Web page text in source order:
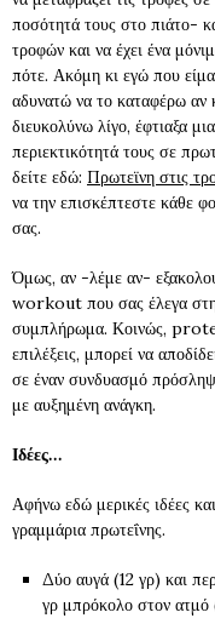
ποσότητά τους στο πιάτο-
τροφών και να έχει ένα
πότε. Ακόμη κι εγώ που
αδυνατώ να το καταφέρω αν
διευκολύνω λίγο, έφτιαξα
περιεκτικότητά τους σε
δείτε εδώ: Πρωτεϊνη στις
να την επισκέπτεστε κάθε
σας.
Όμως, αν -λέμε αν-
workout που σας έλεγα
συμπλήρωμα. Κοινώς,
επιλέξεις, μπορεί να
σε έναν συνδυασμό
με αυξημένη ανάγκη.
Ιδέες…
Αφήνω εδώ μερικές ιδέες
γραμμάρια πρωτεΐνης.
Δύο αυγά (12 γρ) και
γρ μπρόκολο στον ατμό